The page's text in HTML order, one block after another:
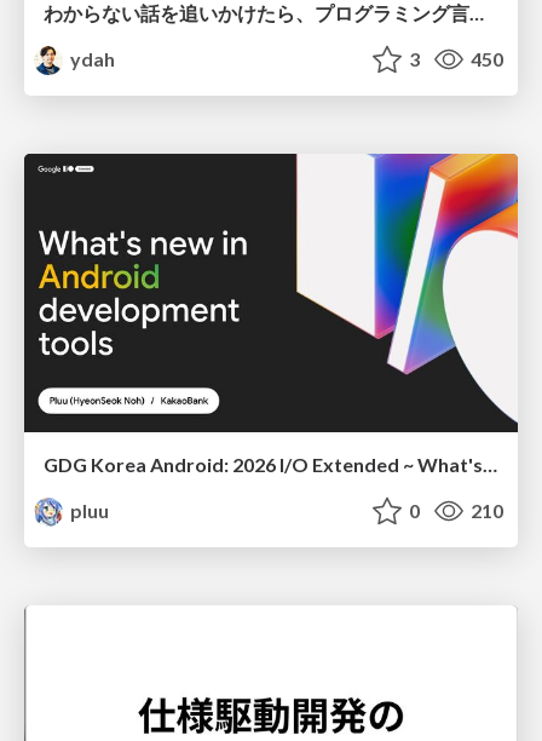
わからない話を追いかけたら、プログラミング言語を作る側にいた
ydah
3 450
pluu
0 210